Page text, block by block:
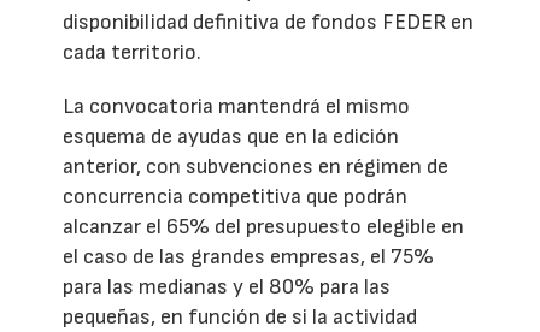
disponibilidad definitiva de fondos FEDER en
cada territorio.
La convocatoria mantendrá el mismo
esquema de ayudas que en la edición
anterior, con subvenciones en régimen de
concurrencia competitiva que podrán
alcanzar el 65% del presupuesto elegible en
el caso de las grandes empresas, el 75%
para las medianas y el 80% para las
pequeñas, en función de si la actividad